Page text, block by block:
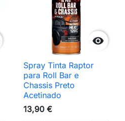

Spray Tinta Raptor
para Roll Bar e
Chassis Preto
Acetinado
13,90 €